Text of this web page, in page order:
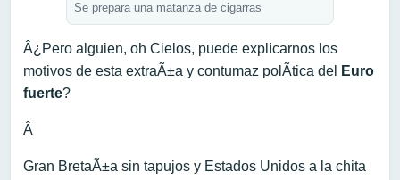
Se prepara una matanza de cigarras
Â¿Pero alguien, oh Cielos, puede explicarnos los
motivos de esta extraÃ±a y contumaz polÃ­tica del
Euro
fuerte?
Â
Gran BretaÃ±a sin tapujos y Estados Unidos a la chita